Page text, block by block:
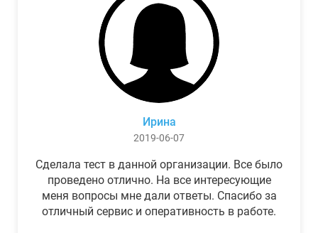
Ирина
2019-06-07
Сделала тест в данной организации. Все было
проведено отлично. На все интересующие
меня вопросы мне дали ответы. Спасибо за
отличный сервис и оперативность в работе.